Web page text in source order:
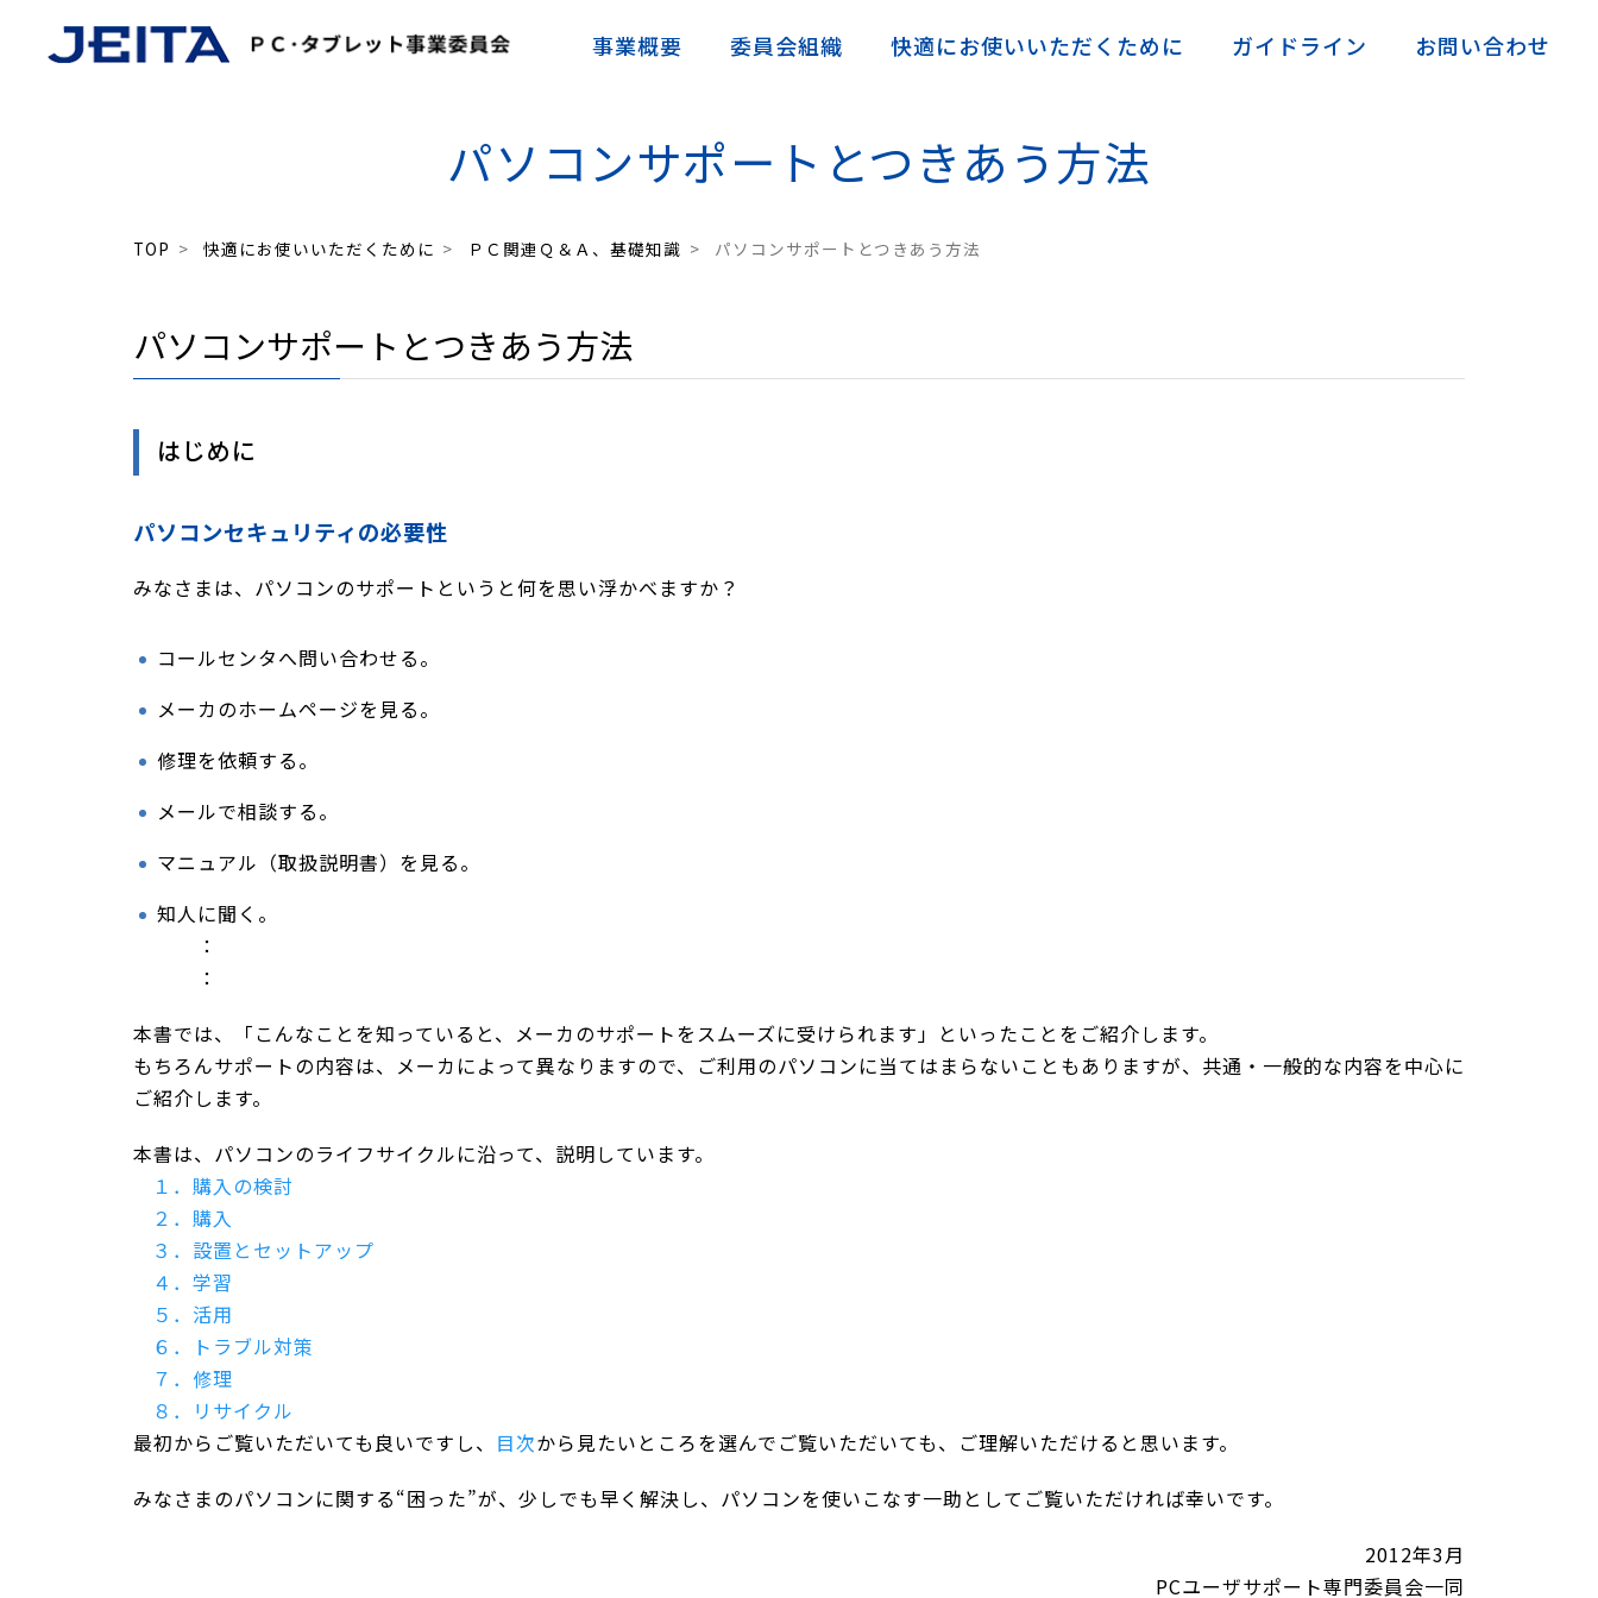
事業概要 委員会組織 快適にお使いいただくために
快適にお使いいただくために
ユーザーサポート関係 他 ＰＣ関連Ｑ＆Ａ、基礎知識
ガイドライン
パーソナルコンピュータ関係ガイドライン タブレット端末ガイドライン
お問い合わせ
パソコンサポートとつきあう方法
TOP > 快適にお使いいただくために > ＰＣ関連Ｑ＆Ａ、基礎知識 > パソコンサポートとつきあう方法
パソコンサポートとつきあう方法
はじめに
パソコンセキュリティの必要性
みなさまは、パソコンのサポートというと何を思い浮かべますか？
コールセンタへ問い合わせる。
メーカのホームページを見る。
修理を依頼する。
メールで相談する。
マニュアル（取扱説明書）を見る。
知人に聞く。
：
：
本書では、「こんなことを知っていると、メーカのサポートをスムーズに受けられます」といったことをご紹介します。
もちろんサポートの内容は、メーカによって異なりますので、ご利用のパソコンに当てはまらないこともありますが、共通・一般的な内容を中心に
ご紹介します。
本書は、パソコンのライフサイクルに沿って、説明しています。
１．購入の検討
２．購入
３．設置とセットアップ
４．学習
５．活用
６．トラブル対策
７．修理
８．リサイクル
最初からご覧いただいても良いですし、 目次から見たいところを選んでご覧いただいても、ご理解いただけると思います。
みなさまのパソコンに関する“困った”が、少しでも早く解決し、パソコンを使いこなす一助としてご覧いただければ幸いです。
2012年3月
PCユーザサポート専門委員会一同